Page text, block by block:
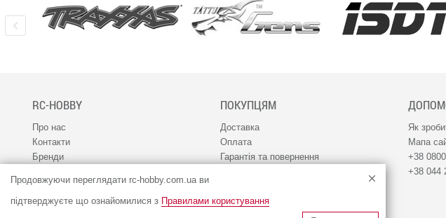
Продовжуючи переглядати rc-hobby.com.ua ви
підтверджуєте що ознайомилися з Правилами користування
RC-HOBBY
Про нас
Контакти
Бренди
Співпраця
Вакансії
ПОКУПЦЯМ
Доставка
Оплата
Гарантія та повернення
Як
Мапа
+38
+38 044